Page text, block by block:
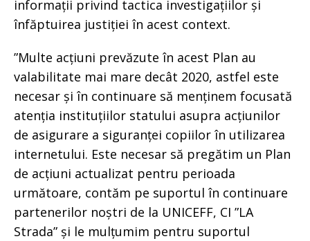
informații privind tactica investigațiilor și
înfăptuirea justiției în acest context.
”Multe acțiuni prevăzute în acest Plan au
valabilitate mai mare decât 2020, astfel este
necesar și în continuare să menținem focusată
atenția instituțiilor statului asupra acțiunilor
de asigurare a siguranței copiilor în utilizarea
internetului. Este necesar să pregătim un Plan
de acțiuni actualizat pentru perioada
următoare, contăm pe suportul în continuare
partenerilor noștri de la UNICEFF, CI ”LA
Strada” și le mulțumim pentru suportul